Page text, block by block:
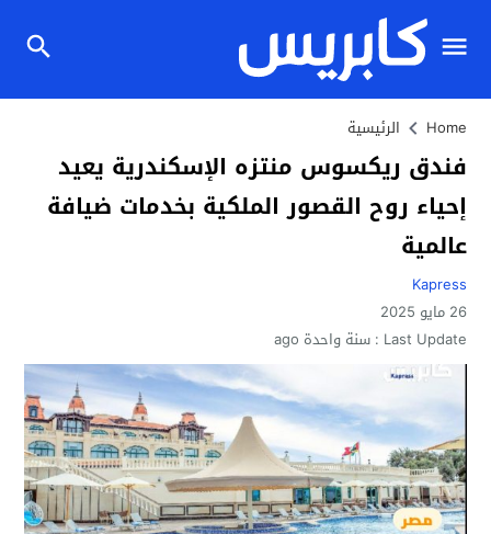
Home الرئيسية
فندق ريكسوس منتزه الإسكندرية يعيد
إحياء روح القصور الملكية بخدمات ضيافة
عالمية
Kapress
26 مايو 2025
Last Update : سنة واحدة ago